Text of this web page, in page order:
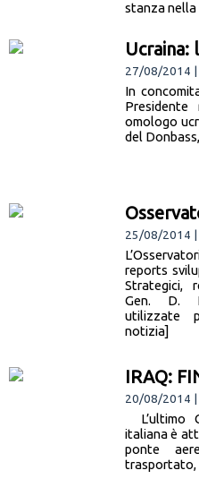
stanza
Ucraina:
27/08/2014 |
In
omologo
del
25/08/2014 |
reports
Strategici,
Gen. D.
utilizzate
notizia]
IRAQ:
20/08/2014 |
L’ultimo
italiana è
ponte
trasportato,